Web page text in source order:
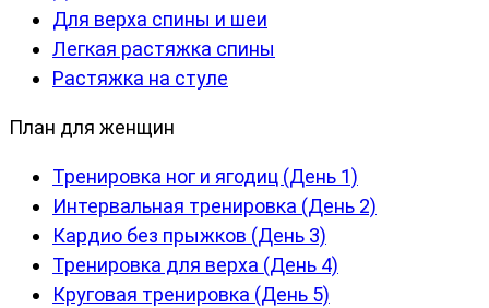
Для верха спины и шеи
Легкая растяжка спины
Растяжка на стуле
План для женщин
Тренировка ног и ягодиц (День 1)
Интервальная тренировка (День 2)
Кардио без прыжков (День 3)
Тренировка для верха (День 4)
Круговая тренировка (День 5)